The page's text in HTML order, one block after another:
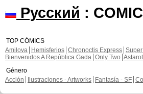
Русский :
TOP CÓMICS
Amilova
Hemisferios Chronoctis Express
Bienvenidos A República Gada Only Two
Género
Acción
Ilustraciones - Artworks Fantasía - SF